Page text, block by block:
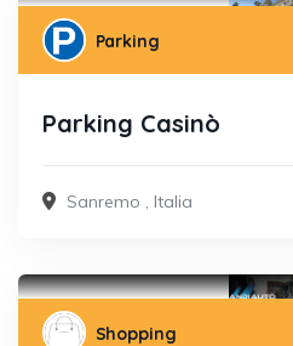
Parking
Parking Casinò
Sanremo , Italia
Shopping